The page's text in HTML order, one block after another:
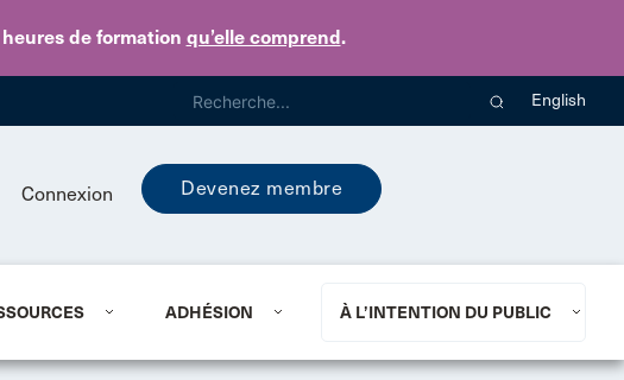
de formation qu’elle comprend.
English
Connexion Devenez membre
ADHÉSION À L’INTENTION DU PUBLIC